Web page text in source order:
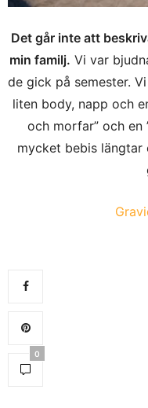
Det går inte att
min familj. Vi var
de gick på semester.
liten body, napp och
och morfar” och en
mycket bebis
0